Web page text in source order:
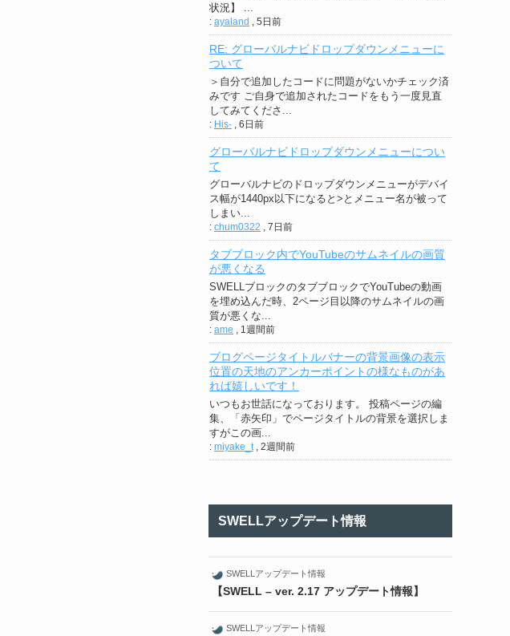
状況】 ...
: ayaland 5日前
RE: グローバルナビドロップダウンメニューに
ついて
＞自分で追加したコードに問題がないかチェック済
みです ご自身で追加されたコードをもう一度見直
してみてくださ...
: His- 6日前
グローバルナビドロップダウンメニューについ
て
グローバルナビのドロップダウンメニューがデバイ
ス幅が1440px以下になると>とメニュー名が被って
しまい...
: chum0322 7日前
タブブロック内でYouTubeのサムネイルの画質
が悪くなる
SWELLブロックのタブブロックでYouTubeの動画
を埋め込んだ時、2ページ目以降のサムネイルの画
質が悪くな...
: ame 1週間前
ブログページタイトルバナーの背景画像の表示
位置の天地のアンカーポイントの様なものがあ
れば嬉しいです！
いつもお世話になっております。 投稿ページの編
集、「赤矢印」でページタイトルの背景を選択しま
すがこの画...
: miyake_t 2週間前
SWELLアップデート情報
SWELLアップデート情報
【SWELL – ver. 2.17 アップデート情報】
SWELLアップデート情報